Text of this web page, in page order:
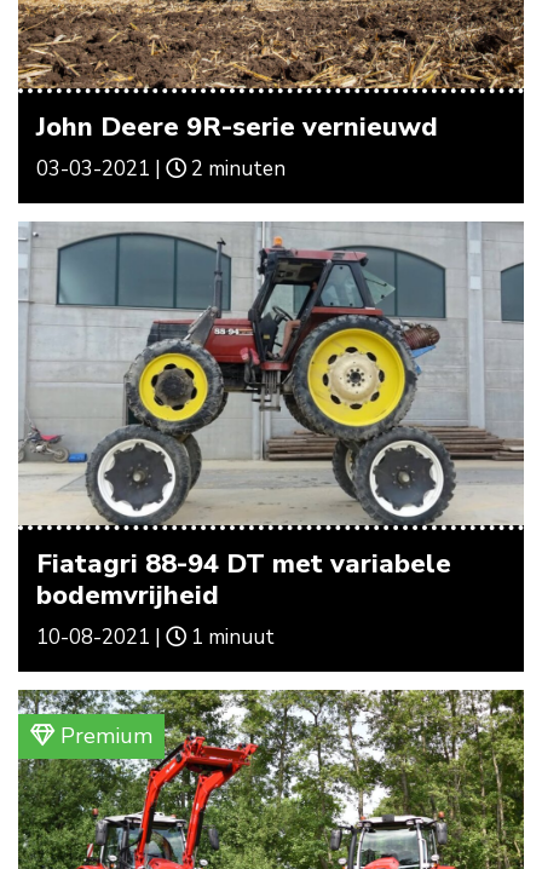
John Deere 9R-serie vernieuwd
03-03-2021 | 2 minuten
Fiatagri 88-94 DT met variabele
bodemvrijheid
10-08-2021 | 1 minuut
Premium